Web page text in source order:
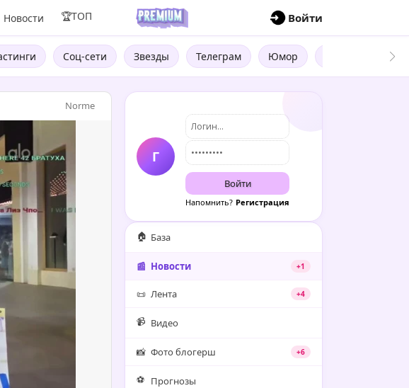
Новости 🏆ТОП Войти
Соц-сети Звезды Телеграм Юмор
Norme
Г
Войти
Напомнить? Регистрация
🏠 База
📰 Новости +1
📜 Лента +4
📹 Видео
📸 Фото блогерш +6
⚽️ Прогнозы